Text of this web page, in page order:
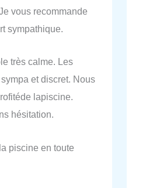
vous recommande
sympathique.
très calme. Les
et discret. Nous
lapiscine.
hésitation.
piscine en toute